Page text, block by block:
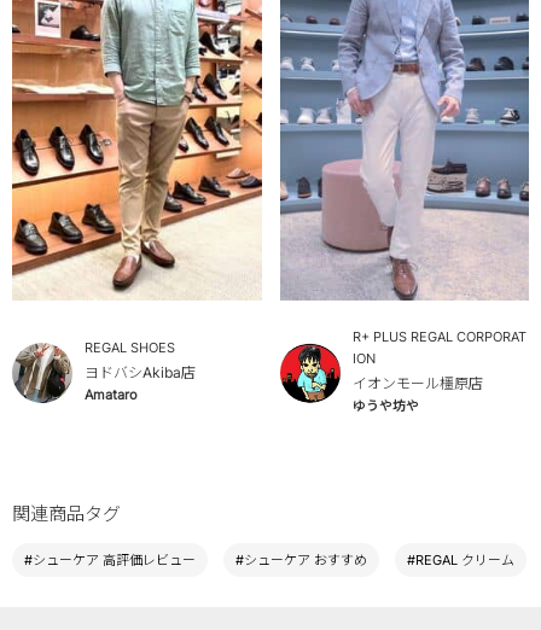
REGAL SHOES
ヨドバシAkiba店
Amataro
R+ PLUS REGAL CORPORAT
ION
イオンモール橿原店
ゆうや坊や
関連商品タグ
#シューケア 高評価レビュー #シューケア おすすめ #REGAL クリーム